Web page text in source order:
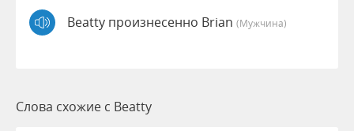
Beatty произнесенно Brian (мужчина)
Слова схожие с Beatty